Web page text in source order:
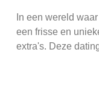
In een wereld
een frisse en
extra's. Deze